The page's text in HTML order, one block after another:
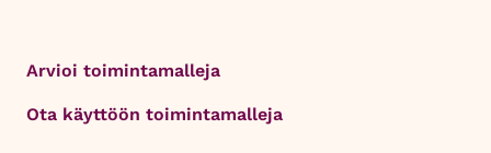
Arvioi toimintamalleja
Ota käyttöön toimintamalleja